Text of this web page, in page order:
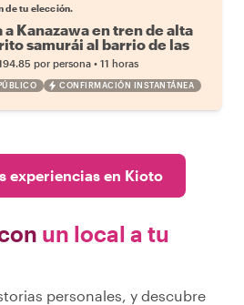
de tu elección.
a Kanazawa en tren de alta
samurái al barrio de las
por persona • 11 horas
CONFIRMACIÓN INSTANTÁNEA
experiencias en Kioto
un local a tu
personales, y descubre